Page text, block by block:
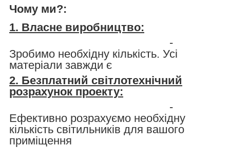
Чому ми?:
1. Власне виробництво:
-
Зробимо необхідну кількість. Усі
матеріали завжди є
2. Безплатний світлотехнічний
розрахунок проекту:
-
Ефективно розрахуємо необхідну
кількість світильників для вашого
приміщення